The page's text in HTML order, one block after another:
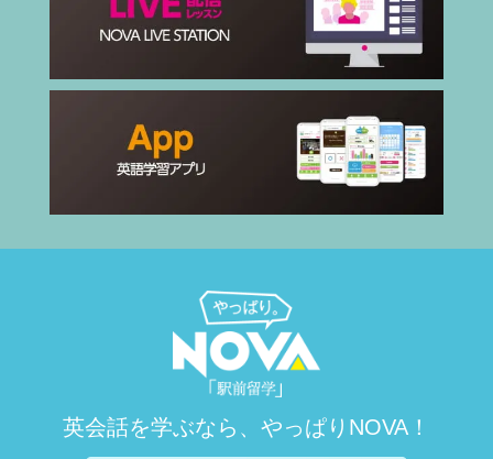
(保護者様) 今回のサマーキャンプは語学
学習とアクティビティがある語学留学プ
ログラムでしたが、勉強中心の留学にも
験を経て、さらに英語力を高めて将来は
英語を活用した仕事に就きたいと考え始
英会話を学ぶなら、やっぱりNOVA！